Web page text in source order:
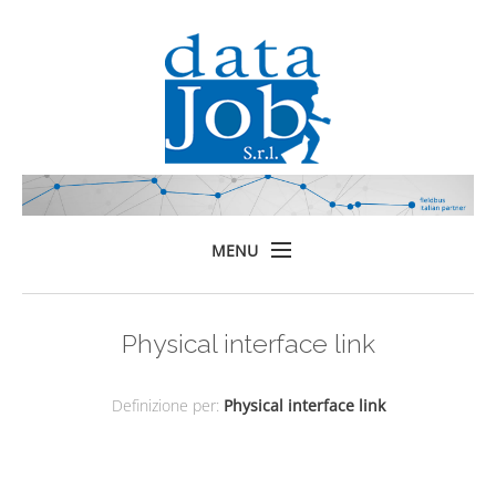
MENU
Physical interface link
Definizione per: Physical interface link